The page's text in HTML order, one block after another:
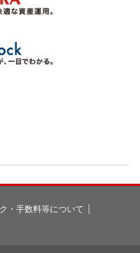
・手数料等について